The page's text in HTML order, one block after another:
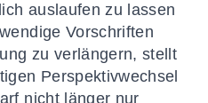
auslaufen zu lassen
Vorschriften
zu verlängern, stellt
Perspektivwechsel
nicht länger nur